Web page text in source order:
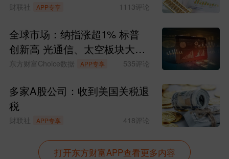
财联社 APP专享 1113评论
全球市场：纳指涨超1% 标普
创新高 光通信、太空板块大涨
SpaceX涨超15%
东方财富Choice数据 APP专享 535评论
多家A股公司：收到美国关税退
税
财联社 APP专享 418评论
打开东方财富APP查看更多内容